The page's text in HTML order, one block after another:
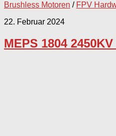
Brushless Motoren / FPV
22. Februar 2024
MEPS 1804